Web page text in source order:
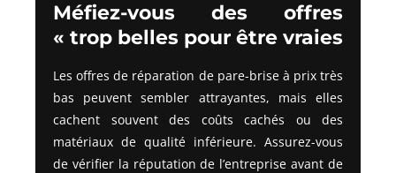
Méfiez-vous des offres
« trop belles pour être vraies
Les offres de réparation de pare-brise à prix très
bas peuvent sembler attrayantes, mais elles
cachent souvent des coûts cachés ou des
matériaux de qualité inférieure. Assurez-vous
de vérifier la réputation de l’entreprise avant de